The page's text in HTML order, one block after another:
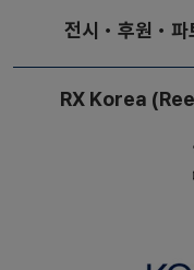
전시・후원・파
RX Korea
☎ 02-